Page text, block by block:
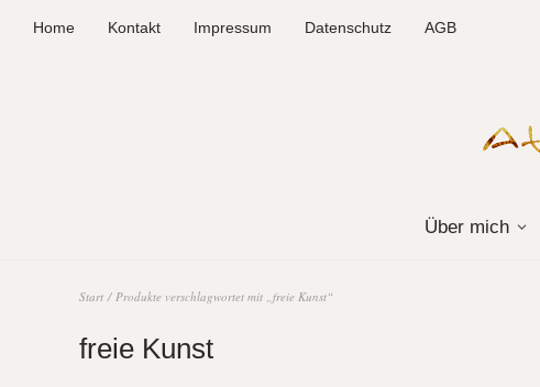
Home Kontakt Impressum Datenschutz AGB
Über mich
Start / Produkte verschlagwortet mit „freie Kunst“
freie Kunst